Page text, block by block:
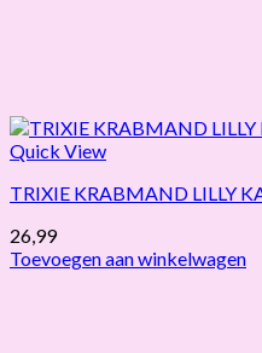
Quick View
TRIXIE KRABMAND LILLY
26,99
Toevoegen aan winkelwagen